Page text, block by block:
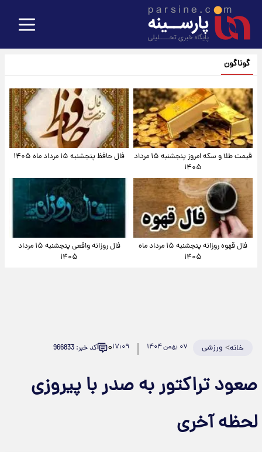
گوناگون
قیمت طلا و سکه امروز پنجشنبه ۱۵ مرداد
۱۴۰۵
فال حافظ پنجشنبه ۱۵ مرداد ماه ۱۴۰۵
فال قهوه روزانه پنجشنبه ۱۵ مرداد ماه
۱۴۰۵
فال روزانه واقعی پنجشنبه ۱۵ مرداد
۱۴۰۵
خانه> ورزشی ۰۷ بهمن ۱۴۰۴ ۱۷:۰۹۰ کد خبر: 966833
صعود تراکتور به صدر با پیروزی
لحظه آخری